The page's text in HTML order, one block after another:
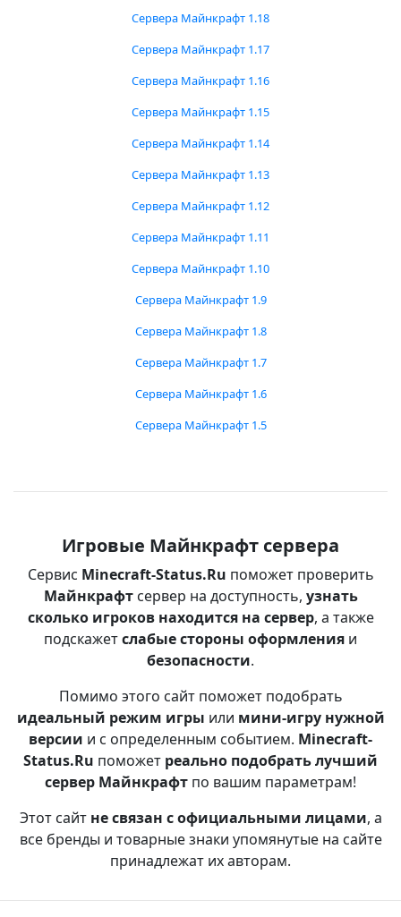
Сервера Майнкрафт 1.18
Сервера Майнкрафт 1.17
Сервера Майнкрафт 1.16
Сервера Майнкрафт 1.15
Сервера Майнкрафт 1.14
Сервера Майнкрафт 1.13
Сервера Майнкрафт 1.12
Сервера Майнкрафт 1.11
Сервера Майнкрафт 1.10
Сервера Майнкрафт 1.9
Сервера Майнкрафт 1.8
Сервера Майнкрафт 1.7
Сервера Майнкрафт 1.6
Сервера Майнкрафт 1.5
Игровые Майнкрафт сервера
Сервис Minecraft-Status.Ru поможет проверить
Майнкрафтсервер на доступность, узнать
сколько игроков находится на сервер, а также
подскажетслабые стороны оформления и
безопасности.
Помимо этого сайт поможет подобрать
идеальный режим игры или мини-игру нужной
версии и с определенным событием. Minecraft-
Status.Ru поможет реально подобрать лучший
сервер Майнкрафт по вашим параметрам!
Этот сайт не связан с официальными лицами, а
все бренды и товарные знаки упомянутые на сайте
принадлежат их авторам.